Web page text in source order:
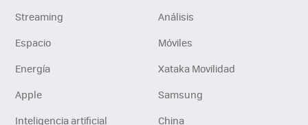
Streaming
Análisis
Espacio
Móviles
Energía
Xataka Movilidad
Apple
Samsung
Inteligencia artificial
China